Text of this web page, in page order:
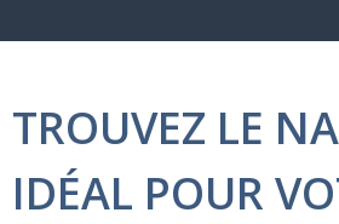
TROUVEZ LE
IDÉAL POUR